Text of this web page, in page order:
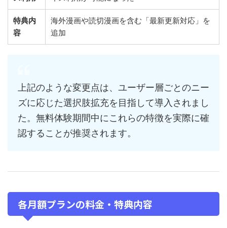
特典内
容
海外漫画や読切漫画を含む「最新更新対応」を
追加
上記のような変更点は、ユーザー層ごとのニー
ズに応じた選択肢拡充を目指して導入されまし
た。無料体験期間中にこれらの特徴を実際に確
認することが推奨されます。
各月額プランの料金・特典内容